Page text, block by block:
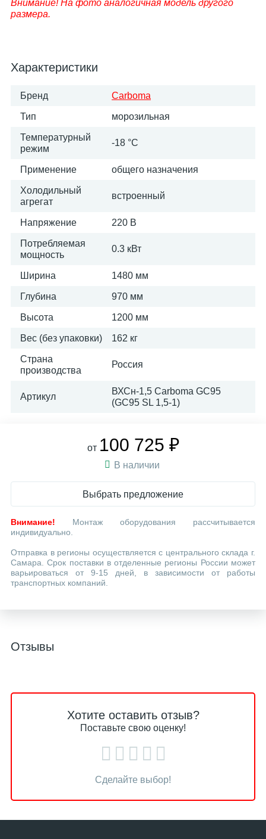
Внимание! На фото аналогичная модель другого
размера.
Характеристики
Бренд Carboma
Тип морозильная
Температурный
режим
-18 °C
Применение общего назначения
Холодильный
агрегат
встроенный
Напряжение 220 В
Потребляемая
мощность
0.3 кВт
Ширина 1480 мм
Глубина 970 мм
Высота 1200 мм
Вес (без упаковки) 162 кг
Страна
производства
Россия
Артикул
ВХСн-1,5 Carboma GC95
(GC95 SL 1,5-1)
от 100 725 ₽
В наличии
Выбрать предложение
Внимание! Монтаж оборудования рассчитывается
индивидуально.
Отправка в регионы осуществляется с центрального склада г.
Самара. Срок поставки в отделенные регионы России может
варьироваться от 9-15 дней, в зависимости от работы
транспортных компаний.
Отзывы
Хотите оставить отзыв?
Поставьте свою оценку!
Сделайте выбор!